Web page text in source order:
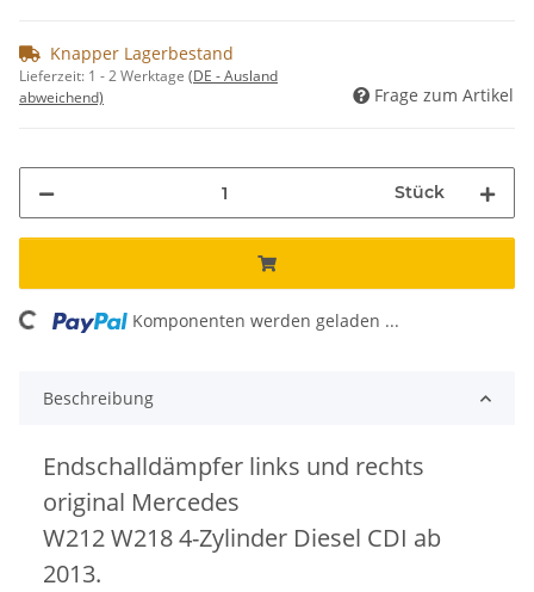
Knapper Lagerbestand
Lieferzeit: 1 - 2 Werktage (DE - Ausland
abweichend)
Frage zum Artikel
Stück
Komponenten werden geladen ...
Beschreibung
Endschalldämpfer links und rechts
original Mercedes
W212 W218 4-Zylinder Diesel CDI ab
2013.